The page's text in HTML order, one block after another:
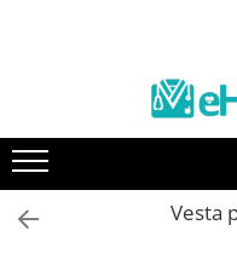
Toate Produsele
Bluze Unisex
Costume Unisex
Vesta